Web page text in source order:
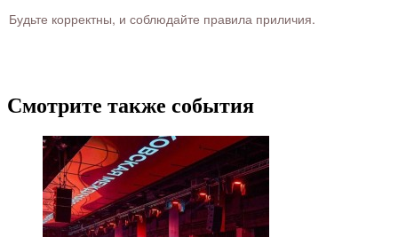
Будьте корректны, и соблюдайте правила приличия.
Смотрите также события